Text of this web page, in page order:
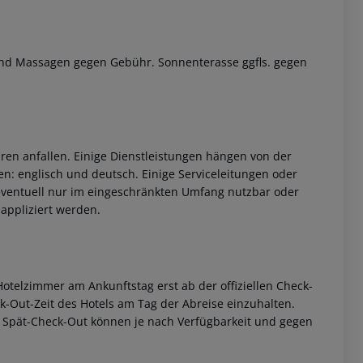
Massagen gegen Gebühr. Sonnenterasse ggfls. gegen
anfallen. Einige Dienstleistungen hängen von der
englisch und deutsch. Einige Serviceleitungen oder
nur im eingeschränkten Umfang nutzbar oder
werden.
am Ankunftstag erst ab der offiziellen Check-
Out-Zeit des Hotels am Tag der Abreise einzuhalten.
Check-Out können je nach Verfügbarkeit und gegen